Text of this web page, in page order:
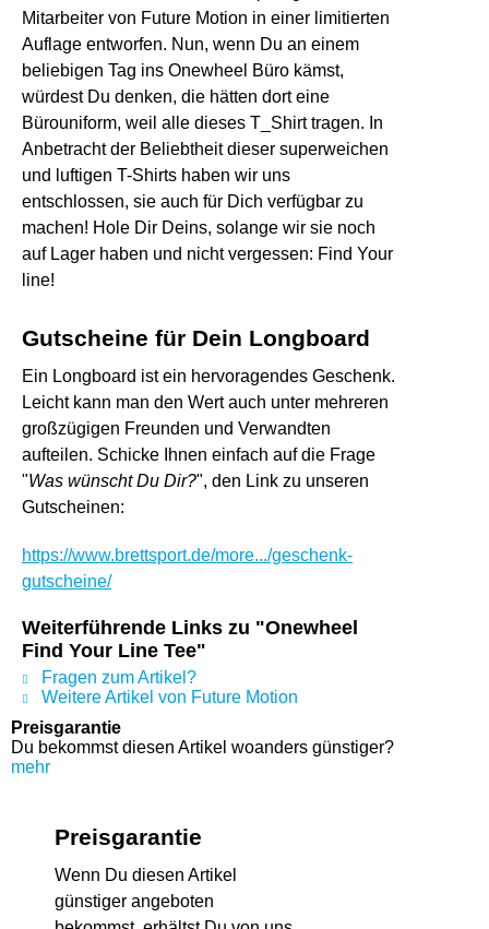
Mitarbeiter von Future Motion in einer limitierten
Auflage entworfen. Nun, wenn Du an einem
beliebigen Tag ins Onewheel Büro kämst,
würdest Du denken, die hätten dort eine
Bürouniform, weil alle dieses T_Shirt tragen. In
Anbetracht der Beliebtheit dieser superweichen
und luftigen T-Shirts haben wir uns
entschlossen, sie auch für Dich verfügbar zu
machen! Hole Dir Deins, solange wir sie noch
auf Lager haben und nicht vergessen: Find Your
line!
Gutscheine für Dein Longboard
Ein Longboard ist ein hervoragendes Geschenk.
Leicht kann man den Wert auch unter mehreren
großzügigen Freunden und Verwandten
aufteilen. Schicke Ihnen einfach auf die Frage
"Was wünscht Du Dir?", den Link zu unseren
Gutscheinen:
https://www.brettsport.de/more.../geschenk-
gutscheine/
Weiterführende Links zu "Onewheel
Find Your Line Tee"
Fragen zum Artikel?
Weitere Artikel von Future Motion
Preisgarantie
Du bekommst diesen Artikel woanders günstiger?
mehr
Preisgarantie
Wenn Du diesen Artikel
günstiger angeboten